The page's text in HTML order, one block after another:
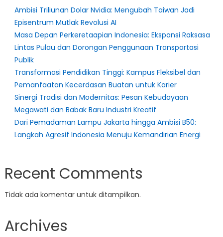
Ambisi Triliunan Dolar Nvidia: Mengubah Taiwan Jadi
Episentrum Mutlak Revolusi AI
Masa Depan Perkeretaapian Indonesia: Ekspansi Raksasa
Lintas Pulau dan Dorongan Penggunaan Transportasi
Publik
Transformasi Pendidikan Tinggi: Kampus Fleksibel dan
Pemanfaatan Kecerdasan Buatan untuk Karier
Sinergi Tradisi dan Modernitas: Pesan Kebudayaan
Megawati dan Babak Baru Industri Kreatif
Dari Pemadaman Lampu Jakarta hingga Ambisi B50:
Langkah Agresif Indonesia Menuju Kemandirian Energi
Recent Comments
Tidak ada komentar untuk ditampilkan.
Archives